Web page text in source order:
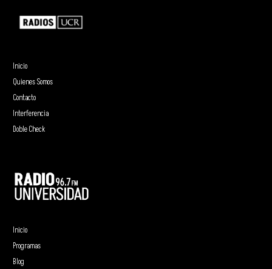
Inicio
Quienes Somos
Contacto
Interferencia
Doble Check
Inicio
Programas
Blog